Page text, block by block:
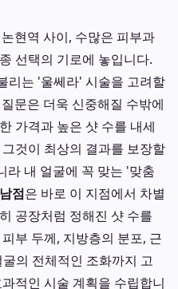
현역 사이, 수많은 피부과
선택의 기로에 놓입니다.
리는 '울쎄라' 시술을 고려할
문은 더욱 신중해질 수밖에
가격과 높은 샷 수를 내세
것이 최상의 결과를 보장할
라 내 얼굴에 꼭 맞는 '맞춤
점은 바로 이 지점에서 차별
공장처럼 정해진 샷 수를
부 두께, 지방층의 분포, 근
의 전체적인 조화까지 고
적인 시술 계획을 수립합니